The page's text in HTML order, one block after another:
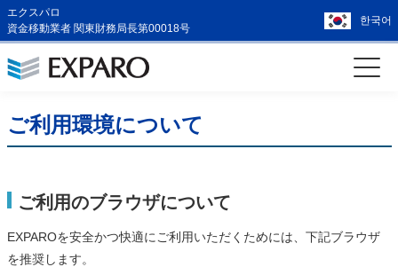
エクスパロ
資金移動業者 関東財務局長第00018号
한국어
ご利用環境について
ご利用のブラウザについて
EXPAROを安全かつ快適にご利用いただくためには、下記ブラウザ
を推奨します。